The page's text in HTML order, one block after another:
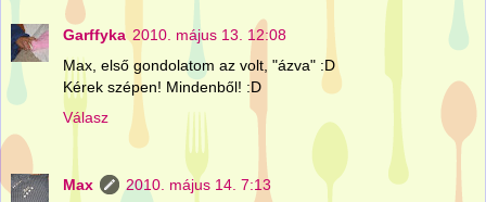
Garffyka 2010. május 13. 12:08
Max, első gondolatom az volt, "ázva" :D
Kérek szépen! Mindenből! :D
Válasz
Max
2010. május 14. 7:13